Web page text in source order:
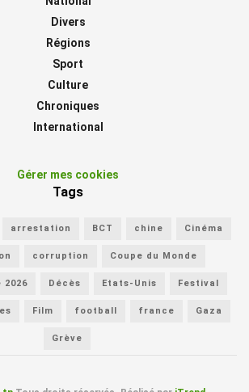
Divers
Régions
Sport
Culture
Chroniques
International
Gérer mes cookies
Tags
arrestation BCT chine Cinéma
corruption Coupe du Monde
2026 Décès Etats-Unis Festival
Film football france Gaza
Grève